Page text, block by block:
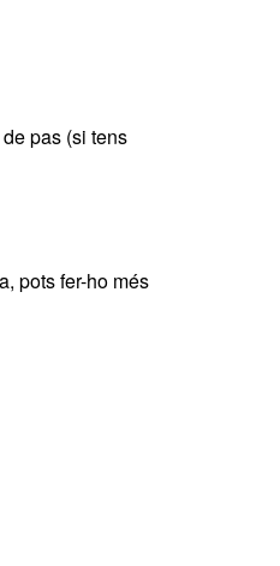
pas (si tens
pots fer-ho més